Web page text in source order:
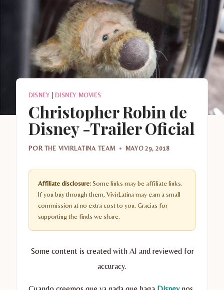
DISNEY DISNEY MOVIES
Christopher Robin de
Disney -Trailer Oficial
POR THE VIVIRLATINA TEAM MAYO 29, 2018
Affiliate disclosure: Some links may be affiliate links.
If you buy through them, VivirLatina may earn a small
commission at no extra cost to you. Gracias for
supporting the finds we share.
Some content is created with AI and reviewed for
accuracy.